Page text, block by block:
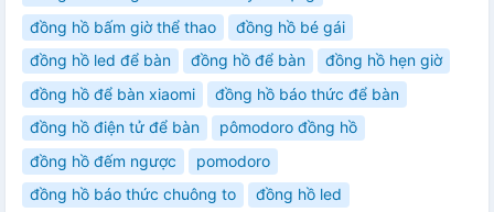
đồng hồ bấm giờ thể thao
đồng hồ bé gái
đồng hồ led để bàn
đồng hồ để bàn
đồng hồ hẹn giờ
đồng hồ để bàn xiaomi
đồng hồ báo thức để bàn
đồng hồ điện tử để bàn
pômodoro đồng hồ
đồng hồ đếm ngược
pomodoro
đồng hồ báo thức chuông to
đồng hồ led